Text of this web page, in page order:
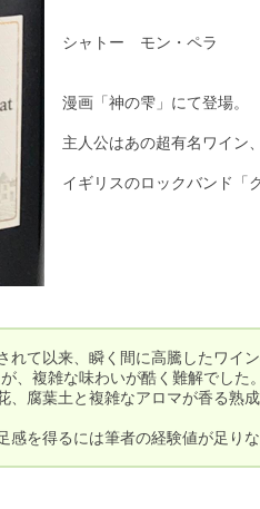
シャトー　モン・ペラ
漫画「神の雫」にて登場。
主人公はあの超有名ワイン
イギリスのロックバンド「
て以来、瞬く間に高騰したワイン
、複雑な味わいが酷く難解でした。
、腐葉土と複雑なアロマが香る熟
感を得るには筆者の経験値が足り